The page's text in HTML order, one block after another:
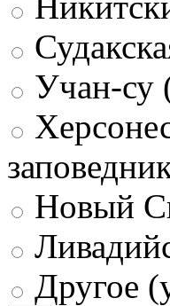
Учан-су
Новый
Другое